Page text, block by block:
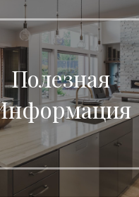
Полезная